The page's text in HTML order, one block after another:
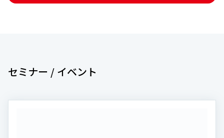
セミナー / イベント